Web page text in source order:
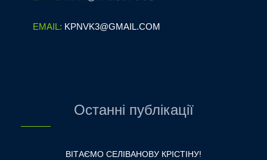
EMAIL: KPNVK3@GMAIL.COM
Останні публікації
ВІТАЄМО СЕЛІВАНОВУ КРІСТІНУ!